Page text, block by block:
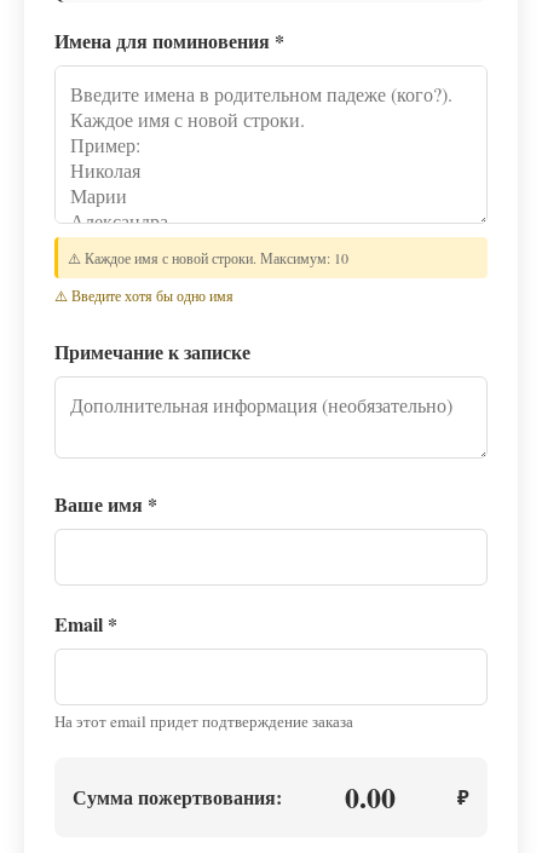
Имена для поминовения *
⚠️ Каждое имя с новой строки. Максимум: 10
⚠️ Введите хотя бы одно имя
Примечание к записке
Ваше имя *
Email *
На этот email придет подтверждение заказа
Сумма пожертвования: 0.00 ₽